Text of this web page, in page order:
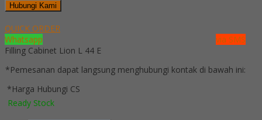
Hubungi Kami
QUICK ORDER
Whatsapp
via SMS
Filling Cabinet Lion L 44 E
*Pemesanan dapat langsung menghubungi kontak di bawah ini:
*Harga Hubungi CS
Ready Stock